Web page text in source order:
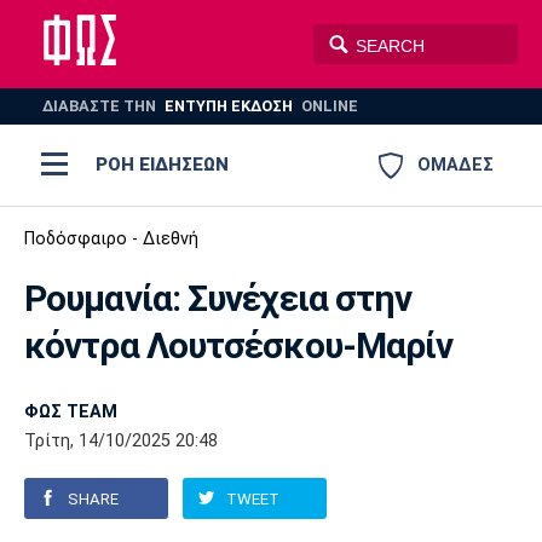
ΔΙΑΒΑΣΤΕ THN ΕΝΤΥΠΗ ΕΚΔΟΣΗ ONLINE
ΟΜΑΔΕΣ
ΡΟΗ ΕΙΔΗΣΕΩΝ
ΠΟΔΟΣΦΑΙΡΟ
ΣΠΟΡ
AUTO-MOTO
Ποδόσφαιρο
Super League 1
Super League 2
Γ Εθνική
Ελλάδα
Μπάσκετ
Ελλάδα
Εθνική
EuroLeague
Ολυμπιακοί Αγώνες
Βόλεϊ
Πόλο
Ολυμπιακός ΑΕΚ ΠΑΟΚ
Παναθηναϊκός Ατρόμητος
Ποδόσφαιρο - Διεθνή
Ρουμανία: Συνέχεια στην
κόντρα Λουτσέσκου-Μαρίν
ΦΩΣ TEAM
Τρίτη, 14/10/2025 20:48
SHARE TWEET